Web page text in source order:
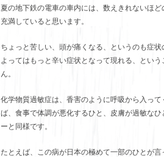
夏の地下鉄の電車の車内には、数えきれないほ
充満していると思います。
ちょっと苦しい、頭が痛くなる、というのも症
よってはもっと辛い症状となって現れる、とい
ん。
化学物質過敏症は、香害のように呼吸から入っ
ば、食事で体調が悪化するひと、皮膚が過敏な
ーと同様です。
たとえば、この病が日本の極めて一部のひとが